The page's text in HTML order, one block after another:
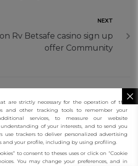
NEXT
Rv Betsafe casino sign up
offer Community
are strictly necessary for the operation of this
and other tracking tools to remember your
services, to measure our website
of your interests, and to send you
use trackers to deliver personalized advertising
and your profile, including by using profiling.
to consent to theses uses or click on “Cookie
You may change your preferences, and in